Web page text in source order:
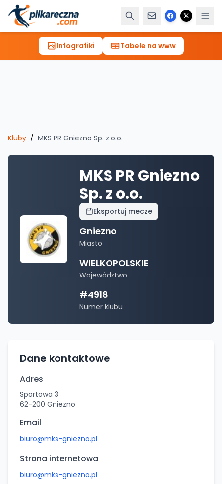
Infografiki Tabele na www
Kluby / MKS PR Gniezno Sp. z o.o.
MKS PR Gniezno
Sp. z o.o.
Eksportuj mecze
Gniezno
Miasto
WIELKOPOLSKIE
Województwo
#4918
Numer klubu
Dane kontaktowe
Adres
Sportowa 3
62-200 Gniezno
Email
biuro@mks-gniezno.pl
Strona internetowa
biuro@mks-gniezno.pl